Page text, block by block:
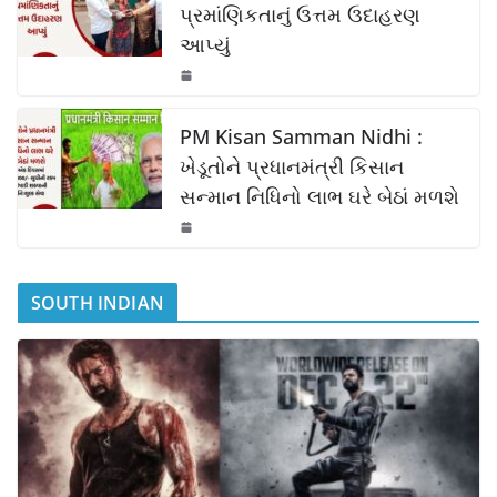
પ્રમાંણિકતાનું ઉત્તમ ઉદાહરણ
આપ્યું
PM Kisan Samman Nidhi :
ખેડૂતોને પ્રધાનમંત્રી કિસાન
સન્માન નિધિનો લાભ ઘરે બેઠાં મળશે
SOUTH INDIAN